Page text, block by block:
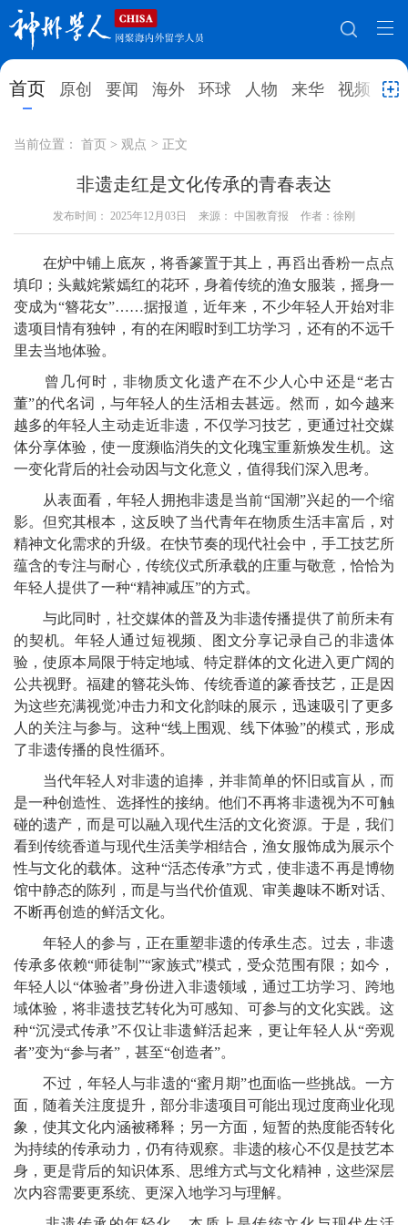
首页 原创 要闻 海外 环球 人物 来华 视频 教
网站地图
首页 原创
人物 来华
教育 就业创业 合作办学 直播访谈
留学 人才 学术 观点
综合 深度 专题 实用信息
招聘信息 更多数据
当前位置： 首页 > 观点 > 正文
非遗走红是文化传承的青春表达
发布时间： 2025年12月03日 来源： 中国教育报 作者：徐刚
在炉中铺上底灰，将香篆置于其上，再舀出香粉一点点
填印；头戴姹紫嫣红的花环，身着传统的渔女服装，摇身一
变成为“簪花女”……据报道，近年来，不少年轻人开始对非
遗项目情有独钟，有的在闲暇时到工坊学习，还有的不远千
里去当地体验。
曾几何时，非物质文化遗产在不少人心中还是“老古
董”的代名词，与年轻人的生活相去甚远。然而，如今越来
越多的年轻人主动走近非遗，不仅学习技艺，更通过社交媒
体分享体验，使一度濒临消失的文化瑰宝重新焕发生机。这
一变化背后的社会动因与文化意义，值得我们深入思考。
从表面看，年轻人拥抱非遗是当前“国潮”兴起的一个缩
影。但究其根本，这反映了当代青年在物质生活丰富后，对
精神文化需求的升级。在快节奏的现代社会中，手工技艺所
蕴含的专注与耐心，传统仪式所承载的庄重与敬意，恰恰为
年轻人提供了一种“精神减压”的方式。
与此同时，社交媒体的普及为非遗传播提供了前所未有
的契机。年轻人通过短视频、图文分享记录自己的非遗体
验，使原本局限于特定地域、特定群体的文化进入更广阔的
公共视野。福建的簪花头饰、传统香道的篆香技艺，正是因
为这些充满视觉冲击力和文化韵味的展示，迅速吸引了更多
人的关注与参与。这种“线上围观、线下体验”的模式，形成
了非遗传播的良性循环。
当代年轻人对非遗的追捧，并非简单的怀旧或盲从，而
是一种创造性、选择性的接纳。他们不再将非遗视为不可触
碰的遗产，而是可以融入现代生活的文化资源。于是，我们
看到传统香道与现代生活美学相结合，渔女服饰成为展示个
性与文化的载体。这种“活态传承”方式，使非遗不再是博物
馆中静态的陈列，而是与当代价值观、审美趣味不断对话、
不断再创造的鲜活文化。
年轻人的参与，正在重塑非遗的传承生态。过去，非遗
传承多依赖“师徒制”“家族式”模式，受众范围有限；如今，
年轻人以“体验者”身份进入非遗领域，通过工坊学习、跨地
域体验，将非遗技艺转化为可感知、可参与的文化实践。这
种“沉浸式传承”不仅让非遗鲜活起来，更让年轻人从“旁观
者”变为“参与者”，甚至“创造者”。
不过，年轻人与非遗的“蜜月期”也面临一些挑战。一方
面，随着关注度提升，部分非遗项目可能出现过度商业化现
象，使其文化内涵被稀释；另一方面，短暂的热度能否转化
为持续的传承动力，仍有待观察。非遗的核心不仅是技艺本
身，更是背后的知识体系、思维方式与文化精神，这些深层
次内容需要更系统、更深入地学习与理解。